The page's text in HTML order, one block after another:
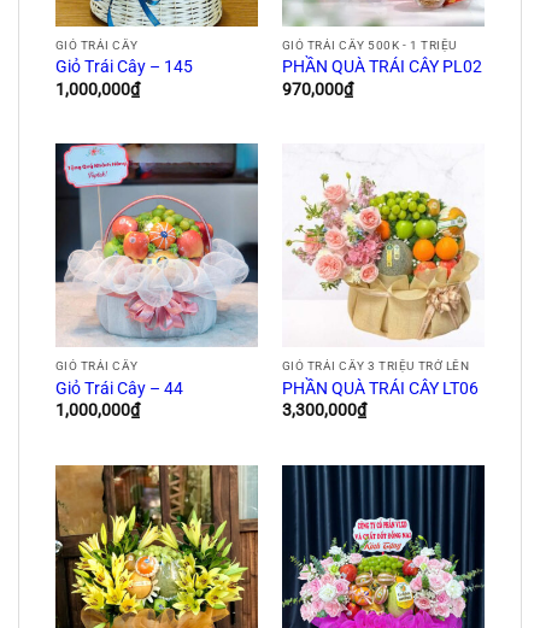
GIỎ TRÁI CÂY
Giỏ Trái Cây – 145
1,000,000₫
GIỎ TRÁI CÂY 500K - 1 TRIỆU
PHẦN QUÀ TRÁI CÂY PL02
970,000₫
GIỎ TRÁI CÂY
Giỏ Trái Cây – 44
1,000,000₫
GIỎ TRÁI CÂY 3 TRIỆU TRỞ LÊN
PHẦN QUÀ TRÁI CÂY LT06
3,300,000₫